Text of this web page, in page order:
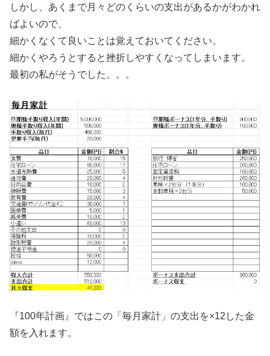
しかし、あくまで月々どのくらいの支出があるかがわかれ
ばよいので、
細かくなくて良いことは覚えておいてください。
細かくやろうとすると挫折しやすくなってしまいます。
最初の私がそうでした。。。
『100年計画』ではこの「毎月家計」の支出を×12した金
額を入れます。